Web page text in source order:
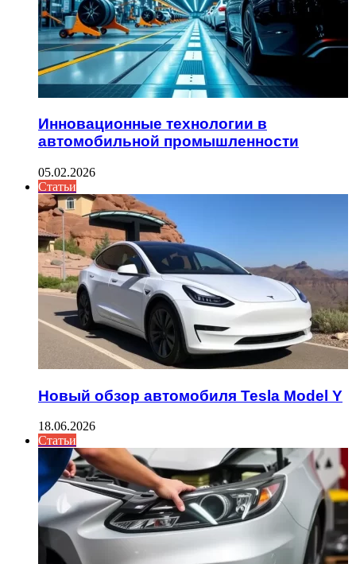
Инновационные технологии в
автомобильной промышленности
05.02.2026
Статьи
Новый обзор автомобиля Tesla Model Y
18.06.2026
Статьи